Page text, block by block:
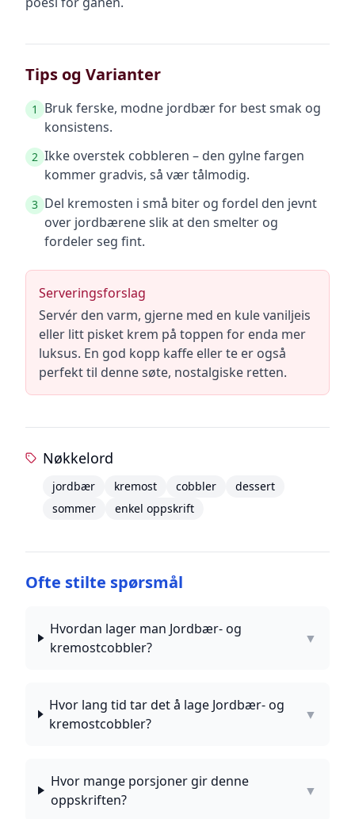
Tips og Varianter
1
Bruk ferske, modne jordbær for best smak og
konsistens.
2 Ikke overstek cobbleren – den gylne fargen
kommer gradvis, så vær tålmodig.
3 Del kremosten i små biter og fordel den jevnt
over jordbærene slik at den smelter og
fordeler seg fint.
Serveringsforslag
Servér den varm, gjerne med en kule vaniljeis
eller litt pisket krem på toppen for enda mer
luksus. En god kopp kaffe eller te er også
perfekt til denne søte, nostalgiske retten.
Nøkkelord
jordbær kremost cobbler
dessert
sommer
enkel oppskrift
Ofte stilte spørsmål
Hvordan lager man Jordbær- og
kremostcobbler?
▼
Hvor lang tid tar det å lage Jordbær- og
kremostcobbler?
▼
Hvor mange porsjoner gir denne
oppskriften?
▼